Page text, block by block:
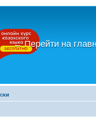
←Перейти на